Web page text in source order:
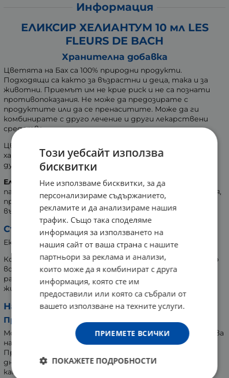
Информация
ЕЛИКСИР ХЕЛИАНТУМ 10 мл LES
FLEURS DE BACH
Хранителна добавка
Цветята на Бах са 100% природни продукти.
Подходящи са както за възрастни и деца, така и за
животни. Приемът им не крие риск и не са познати
противопоказания. Не може да предозирате с
продуктите или да се пренаситите. Може да ги
комбинирате с друго лечение и други лекарствени
средства.
Цветните еликсири на Бах представляват
хармонизатори, които съдействат за достигане на
душевна хармония.
Еликсир Хелиантумподпомага при панически атаки,
парализиращо чувство на страх, внезапни събуждания,
причинени от кошмари. Приемът на капките
възвръща спокойствието и дава сила.
Състав:
Екстракти от диворастящи цветя 0,4%<.
Комбинация от единични био еликсири, получени като
воден екстракт от цветовете на диворастящи
растения от екологично чисти райони, без
животинско, битово или индустриално замърсяване.
Начин на употреба:
При точно определени симптоми:
Може да използвате всеки път, когато усетите поява
на симптомите на проблема.
Препоръчителната дневна доза е минимум 4 пъти
дневно по 4 капки, разтворени в 200 мл вода или 12
капки, разтворени в 1 литър вода - рано сутрин, 20
Този уебсайт използва
бисквитки
Ние използваме бисквитки, за да
персонализираме съдържанието,
рекламите и да анализираме нашия
трафик. Също така споделяме
информация за използването на
нашия сайт от ваша страна с нашите
партньори за реклама и анализи,
които може да я комбинират с друга
информация, която сте им
предоставили или която са събрали от
вашето използване на техните услуги.
ПРИЕМЕТЕ ВСИЧКИ
ПОКАЖЕТЕ ПОДРОБНОСТИ